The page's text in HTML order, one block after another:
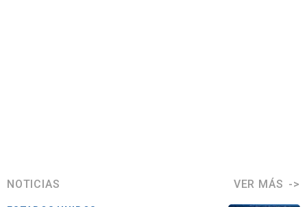
NOTICIAS VER MÁS